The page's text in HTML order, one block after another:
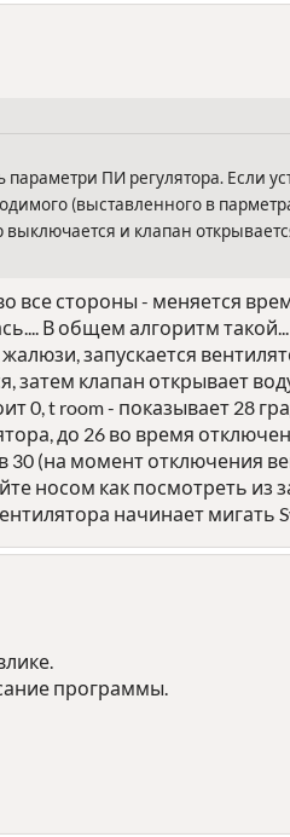
ПИ регулятора. Если
(выставленного в
выключается и клапан
все стороны - меняется
В общем алгоритм
запускается
затем клапан открывает
0, t room - показывает 28
до 26 во время
(на момент отключения
носом как посмотреть из
начинает мигать
программы.